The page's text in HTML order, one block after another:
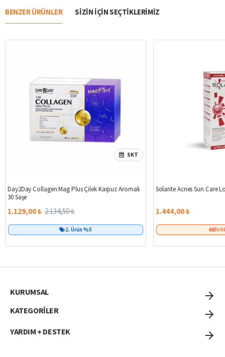
BENZER ÜRÜNLER SIZIN IÇIN SEÇTIKLERIMIZ
%47
SKT
Day2Day Collagen Mag Plus Çilek Karpuz Aromalı
30 Saşe
1.129,00 ₺ 2.134,50 ₺
2. Ürün %5
Solante Acnes Sun Care
1.444,00 ₺
KURUMSAL
KATEGORİLER
YARDIM + DESTEK